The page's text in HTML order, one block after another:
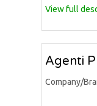
View full
Agenti
Company/